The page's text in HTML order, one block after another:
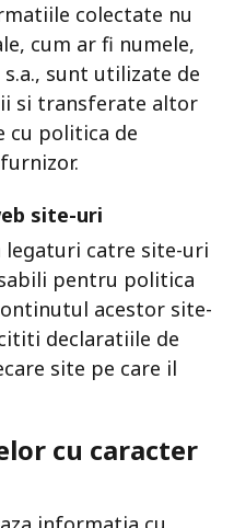
colectate nu
cum ar fi numele,
sunt utilizate de
si transferate altor
cu politica de
site-uri
catre site-uri
pentru politica
acestor site-
declaratiile de
site pe care il
cu caracter